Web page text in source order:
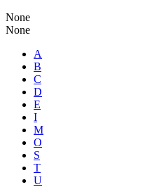
None
None
A
B
C
D
E
I
M
O
S
T
U